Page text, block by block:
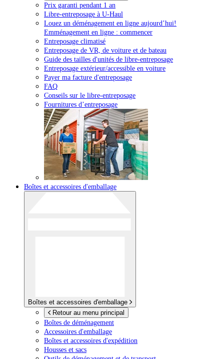
Prix garanti pendant 1 an
Libre-entreposage à U-Haul
Louez un déménagement en ligne aujourd’hui!
Emménagement en ligne : commencer
Entreposage climatisé
Entreposage de VR, de voiture et de bateau
Guide des tailles d'unités de libre-entreposage
Entreposage extérieur/accessible en voiture
Payer ma facture d'entreposage
FAQ
Conseils sur le libre-entreposage
Fournitures d’entreposage
Boîtes et accessoires d'emballage
Boîtes et accessoires d'emballage
Retour au menu principal
Boîtes de déménagement
Accessoires d'emballage
Boîtes et accessoires d'expédition
Housses et sacs